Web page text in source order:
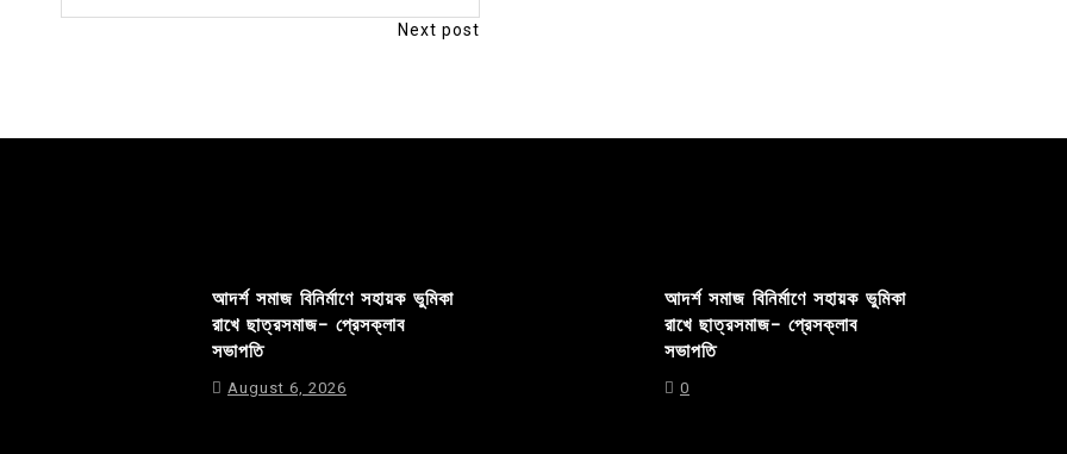
Next post
আদর্শ সমাজ বিনির্মাণে সহায়ক ভুমিকা
রাখে ছাত্রসমাজ- প্রেসক্লাব
সভাপতি
August 6, 2026
আদর্শ সমাজ বিনির্মাণে সহায়ক ভুমিকা
রাখে ছাত্রসমাজ- প্রেসক্লাব
সভাপতি
0